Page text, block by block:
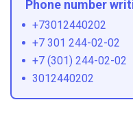
Phone number
+73012440202
+7 301 244-02-02
+7 (301) 244-02-02
3012440202